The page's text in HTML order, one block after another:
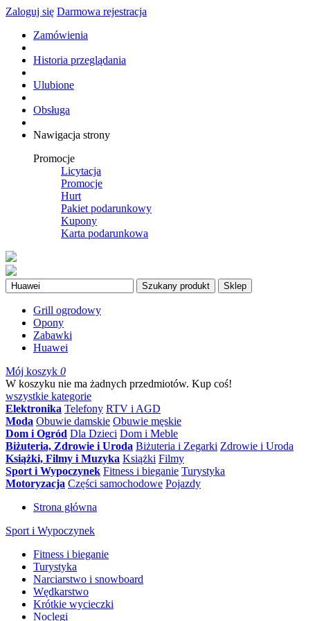
Zaloguj się Darmowa rejestracja
Zamówienia
Historia przeglądania
Ulubione
Obsługa
Nawigacja strony
Promocje
Licytacja
Promocje
Hurt
Pakiet podarunkowy
Kupony
Karta podarunkowa
Szukany produkt Sklep
Grill ogrodowy
Opony
Zabawki
Huawei
Mój koszyk 0
W koszyku nie ma żadnych przedmiotów. Kup coś!
wszystkie kategorie
Elektronika Telefony RTV i AGD
Moda Obuwie damskie Obuwie męskie
Dom i Ogród Dla Dzieci Dom i Meble
Biżuteria, Zdrowie i Uroda Biżuteria i Zegarki Zdrowie i Uroda
Książki, Filmy i Muzyka Książki Filmy
Sport i Wypoczynek Fitness i bieganie Turystyka
Motoryzacja Części samochodowe Pojazdy
Strona główna
Sport i Wypoczynek
Fitness i bieganie
Turystyka
Narciarstwo i snowboard
Wędkarstwo
Krótkie wycieczki
Noclegi